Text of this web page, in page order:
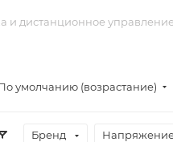
и дистанционное
умолчанию (возрастание)
Бренд